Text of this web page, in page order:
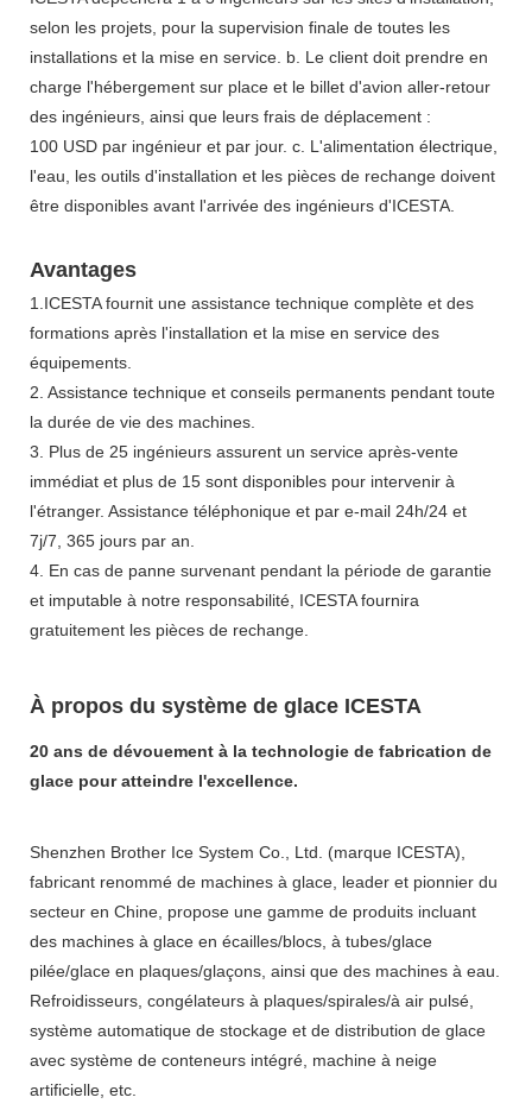
selon les projets, pour la supervision finale de toutes les
installations et la mise en service. b. Le client doit prendre en
charge l'hébergement sur place et le billet d'avion aller-retour
des ingénieurs, ainsi que leurs frais de déplacement :
100 USD par ingénieur et par jour. c. L'alimentation électrique,
l'eau, les outils d'installation et les pièces de rechange doivent
être disponibles avant l'arrivée des ingénieurs d'ICESTA.
Avantages
1.ICESTA fournit une assistance technique complète et des
formations après l'installation et la mise en service des
équipements.
2. Assistance technique et conseils permanents pendant toute
la durée de vie des machines.
3. Plus de 25 ingénieurs assurent un service après-vente
immédiat et plus de 15 sont disponibles pour intervenir à
l'étranger. Assistance téléphonique et par e-mail 24h/24 et
7j/7, 365 jours par an.
4. En cas de panne survenant pendant la période de garantie
et imputable à notre responsabilité, ICESTA fournira
gratuitement les pièces de rechange.
À propos du système de glace ICESTA
20 ans de dévouement à la technologie de fabrication de
glace pour atteindre l'excellence.
Shenzhen Brother Ice System Co., Ltd. (marque ICESTA),
fabricant renommé de machines à glace, leader et pionnier du
secteur en Chine, propose une gamme de produits incluant
des machines à glace en écailles/blocs, à tubes/glace
pilée/glace en plaques/glaçons, ainsi que des machines à eau.
Refroidisseurs, congélateurs à plaques/spirales/à air pulsé,
système automatique de stockage et de distribution de glace
avec système de conteneurs intégré, machine à neige
artificielle, etc.